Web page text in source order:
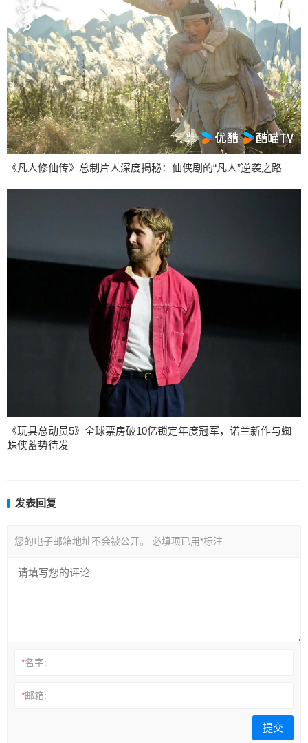
《凡人修仙传》总制片人深度揭秘：仙侠剧的“凡人”逆袭之路
《玩具总动员5》全球票房破10亿锁定年度冠军，诺兰新作与蜘
蛛侠蓄势待发
发表回复
您的电子邮箱地址不会被公开。 必填项已用*标注
*名字:
*邮箱: